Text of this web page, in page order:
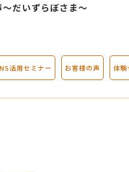
だいずらぼさま～
活用セミナー お客様の声 体験